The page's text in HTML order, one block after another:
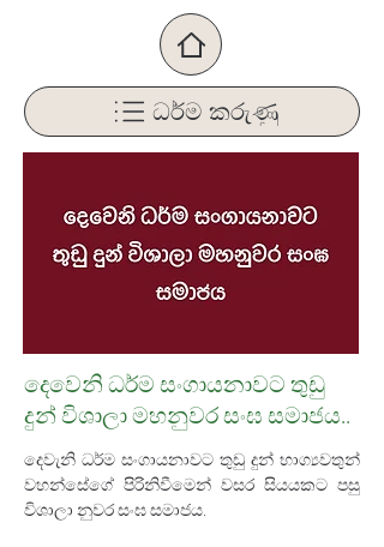
ධර්ම කරුණු
දෙවෙනි ධර්ම සංගායනාවට තුඩු
දුන් විශාලා මහනුවර සංඝ සමාජය..
දෙවැනි ධර්ම සංගායනාවට තුඩු දුන් භාග්‍යවතුන්
වහන්සේගේ පිරිනිවීමෙන් වසර සියයකට පසු
විශාලා නුවර සංඝ සමාජය.